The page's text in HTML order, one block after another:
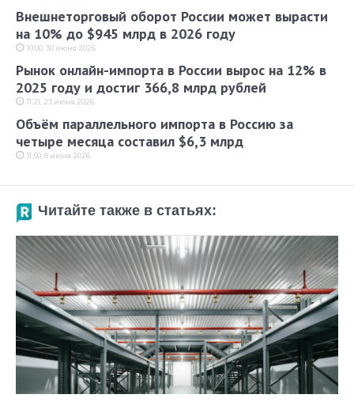
Внешнеторговый оборот России может вырасти
на 10% до $945 млрд в 2026 году
10:00, 30 июня 2026
Рынок онлайн-импорта в России вырос на 12% в
2025 году и достиг 366,8 млрд рублей
11:21, 23 июня 2026
Объём параллельного импорта в Россию за
четыре месяца составил $6,3 млрд
11:50, 8 июня 2026
Читайте также в статьях: